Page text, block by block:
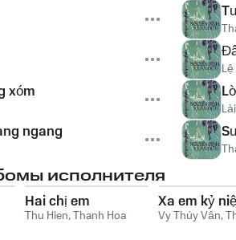
xóm
ngang
исполнителя
Hai chị em
Thu Hien,Thanh Hoa
Xa em kỷ
Vy Thúy Vân,